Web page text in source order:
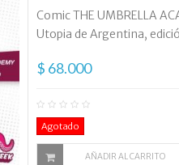
Comic THE UMBRELLA
Utopia de Argentina,
$ 68.000
Agotado
AÑADIR AL CARRITO